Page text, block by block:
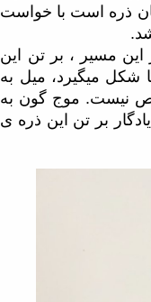
ذره است با خواست
مسیر ، بر تن این
شکل میگیرد، میل به
نیست. موج گون به
بر تن این ذره ی